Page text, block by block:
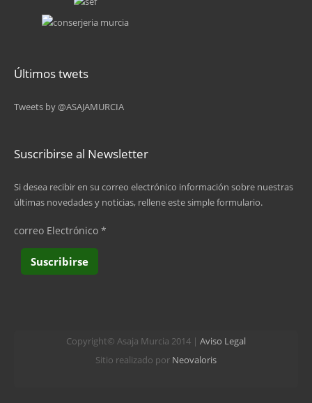
Últimos twets
Tweets by @ASAJAMURCIA
Suscribirse al Newsletter
Si desea recibir en su correo electrónico información sobre nuestras
últimas novedades y noticias, rellene este simple formulario.
correo Electrónico *
Copyright© Asaja Murcia 2014 | Aviso Legal
Sitio realizado por Neovaloris